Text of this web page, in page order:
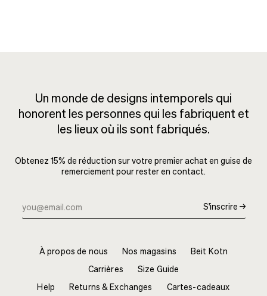
Un monde de designs intemporels qui
honorent les personnes qui les fabriquent et
les lieux où ils sont fabriqués.
Obtenez 15% de réduction sur votre premier achat en guise de
remerciement pour rester en contact.
S'inscrire →
À propos de nous Nos magasins
Beit Kotn
Carrières
Size Guide
Help
Returns & Exchanges Cartes-cadeaux